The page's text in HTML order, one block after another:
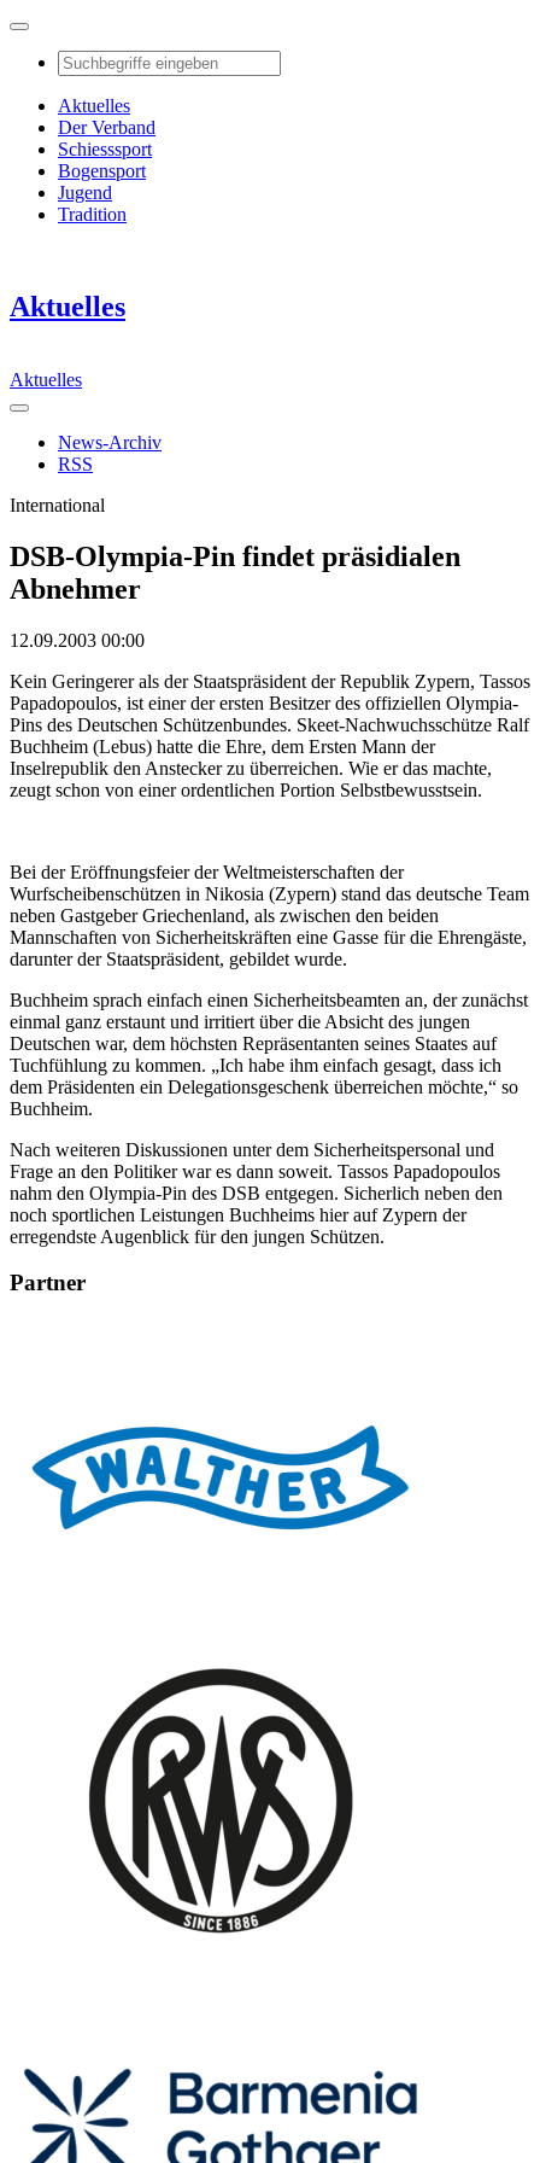
Aktuelles
Der Verband
Schiesssport
Bogensport
Jugend
Tradition
Aktuelles
Aktuelles
News-Archiv
RSS
International
DSB-Olympia-Pin findet präsidialen
Abnehmer
12.09.2003 00:00
Kein Geringerer als der Staatspräsident der Republik Zypern, Tassos
Papadopoulos, ist einer der ersten Besitzer des offiziellen Olympia-
Pins des Deutschen Schützenbundes. Skeet-Nachwuchsschütze Ralf
Buchheim (Lebus) hatte die Ehre, dem Ersten Mann der
Inselrepublik den Anstecker zu überreichen. Wie er das machte,
zeugt schon von einer ordentlichen Portion Selbstbewusstsein.
Bei der Eröffnungsfeier der Weltmeisterschaften der
Wurfscheibenschützen in Nikosia (Zypern) stand das deutsche Team
neben Gastgeber Griechenland, als zwischen den beiden
Mannschaften von Sicherheitskräften eine Gasse für die Ehrengäste,
darunter der Staatspräsident, gebildet wurde.
Buchheim sprach einfach einen Sicherheitsbeamten an, der zunächst
einmal ganz erstaunt und irritiert über die Absicht des jungen
Deutschen war, dem höchsten Repräsentanten seines Staates auf
Tuchfühlung zu kommen. „Ich habe ihm einfach gesagt, dass ich
dem Präsidenten ein Delegationsgeschenk überreichen möchte,“ so
Buchheim.
Nach weiteren Diskussionen unter dem Sicherheitspersonal und
Frage an den Politiker war es dann soweit. Tassos Papadopoulos
nahm den Olympia-Pin des DSB entgegen. Sicherlich neben den
noch sportlichen Leistungen Buchheims hier auf Zypern der
erregendste Augenblick für den jungen Schützen.
Partner